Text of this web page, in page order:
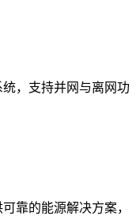
，支持并网与离网功
靠的能源解决方案，